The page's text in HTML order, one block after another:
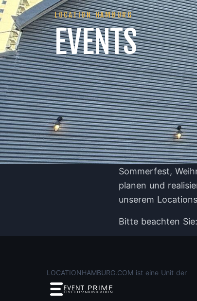
LOCATION HAMBURG
EVENTS
Sommerfest,
planen und
unserem
Bitte beachten
LOCATIONHAMBURG.COM ist eine Unit der